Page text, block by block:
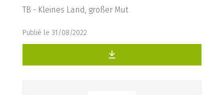
TB - Kleines Land, großer Mut
Publié le 31/08/2022